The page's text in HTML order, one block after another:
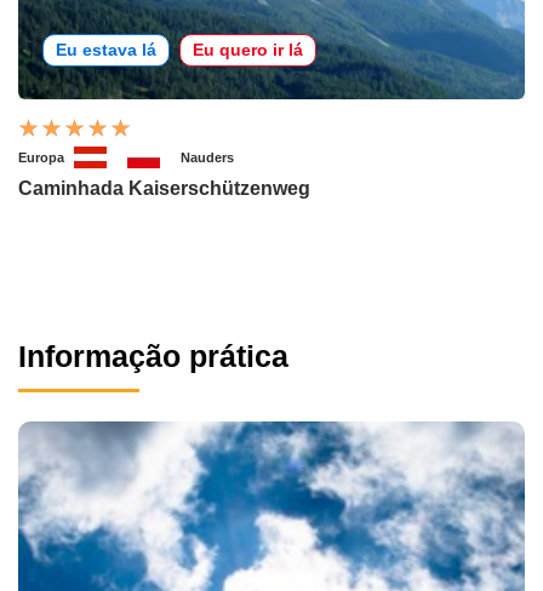
Eu estava lá Eu quero ir lá
Europa Nauders
Caminhada Kaiserschützenweg
Informação prática